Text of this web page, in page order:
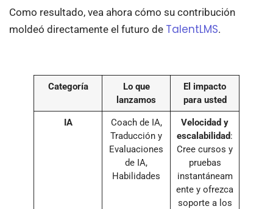
Como resultado, vea ahora cómo su contribución
moldeó directamente el futuro de TalentLMS.
Categoría
Lo que
lanzamos
El impacto
para usted
IA
Coach de IA,
Traducción y
Evaluaciones
de IA,
Habilidades
Velocidad y
escalabilidad:
Cree cursos y
pruebas
instantáneam
ente y ofrezca
soporte a los